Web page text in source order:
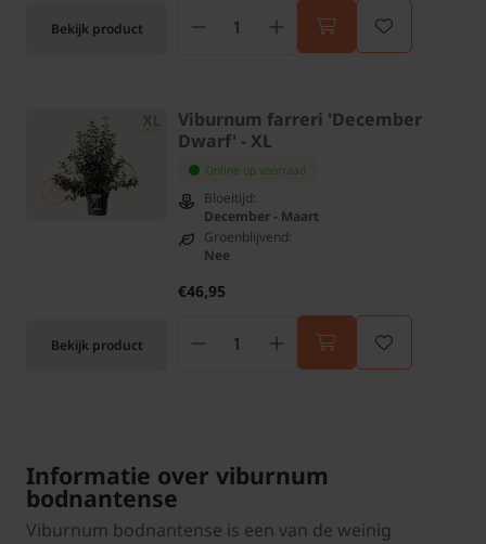
Bekijk product
Bekijk product
Viburnum farreri 'December
Dwarf' - XL
Online op voorraad
Bloeitijd:
December - Maart
Groenblijvend:
Nee
€46,95
Informatie over viburnum
bodnantense
Viburnum bodnantense is een van de weinig